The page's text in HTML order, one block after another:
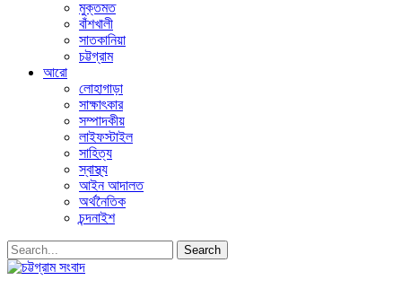
মুক্তমত
বাঁশখালী
সাতকানিয়া
চট্টগ্রাম
আরো
লোহাগাড়া
সাক্ষাৎকার
সম্পাদকীয়
লাইফস্টাইল
সাহিত্য
স্বাস্থ্য
আইন আদালত
অর্থনৈতিক
চন্দনাইশ